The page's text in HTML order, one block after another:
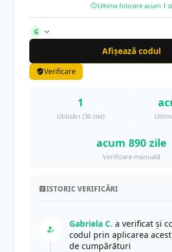
Ultima folosire acum 1 zi
G
Afișează codul
Verificare
1
Utilizări (30 zile)
acum 890 zile
Verificare manuală
ISTORIC VERIFICĂRI
Gabriela C. a verificat și
codul prin aplicarea
de cumpărături